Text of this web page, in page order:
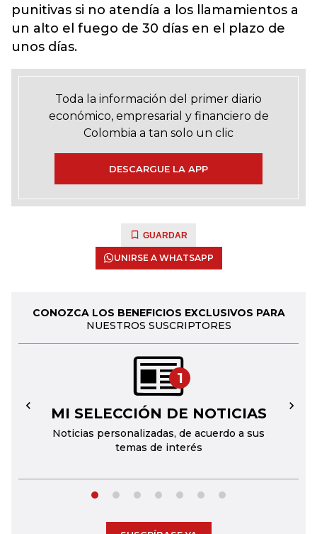
punitivas si no atendía a los llamamientos a
un alto el fuego de 30 días en el plazo de
unos días.
Toda la información del primer diario
económico, empresarial y financiero de
Colombia a tan solo un clic
DESCARGUE LA APP
GUARDAR
UNIRSE A WHATSAPP
CONOZCA LOS BENEFICIOS EXCLUSIVOS PARA
NUESTROS SUSCRIPTORES
1
MI SELECCIÓN DE NOTICIAS
Noticias personalizadas, de acuerdo a sus
temas de interés
← →